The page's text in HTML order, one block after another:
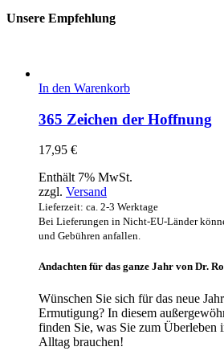
Unsere Empfehlung
In den Warenkorb
365 Zeichen der Hoffnung
17,95 €
Enthält 7% MwSt.
zzgl. Versand
Lieferzeit: ca. 2-3 Werktage
Bei Lieferungen in Nicht-EU-Länder
und Gebühren anfallen.
Andachten für das ganze Jahr von Dr.
Wünschen Sie sich für das neue
Ermutigung? In diesem
finden Sie, was Sie zum Überleben
Alltag brauchen!